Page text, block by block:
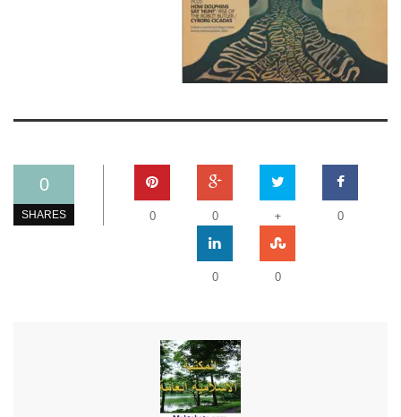
0
SHARES 0
+
0
0
0
0